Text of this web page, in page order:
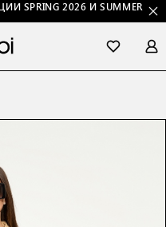
SPRING 2026 И SUMMER